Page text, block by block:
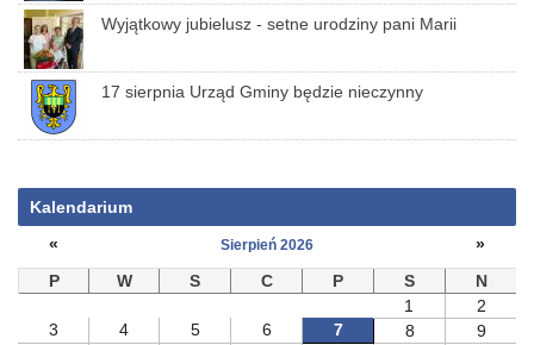
Wyjątkowy jubielusz - setne urodziny pani Marii
17 sierpnia Urząd Gminy będzie nieczynny
Kalendarium
«
Sierpień 2026
»
P
W S C P S
N
1
2
3
4 5 6 7 8
9